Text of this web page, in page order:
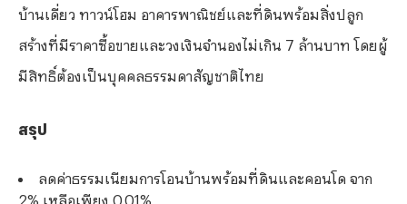
บ้านเดี่ยว ทาวน์โฮม อาคารพาณิชย์และที่ดินพร้อมสิ่งปลูก
สร้างที่มีราคาซื้อขายและวงเงินจำนองไม่เกิน 7 ล้านบาท โดยผู้
มีสิทธิ์ต้องเป็นบุคคลธรรมดาสัญชาติไทย
สรุป
ลดค่าธรรมเนียมการโอนบ้านพร้อมที่ดินและคอนโด จาก
2% เหลือเพียง 0.01%